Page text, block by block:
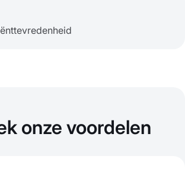
onze voordelen